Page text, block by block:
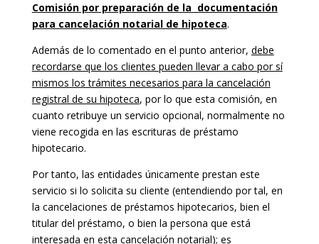
Comisión por preparación de la documentación
para cancelación notarial de hipoteca.
Además de lo comentado en el punto anterior, debe
recordarse que los clientes pueden llevar a cabo por sí
mismos los trámites necesarios para la cancelación
registral de su hipoteca, por lo que esta comisión, en
cuanto retribuye un servicio opcional, normalmente no
viene recogida en las escrituras de préstamo
hipotecario.
Por tanto, las entidades únicamente prestan este
servicio si lo solicita su cliente (entendiendo por tal, en
la cancelaciones de préstamos hipotecarios, bien el
titular del préstamo, o bien la persona que está
interesada en esta cancelación notarial); es